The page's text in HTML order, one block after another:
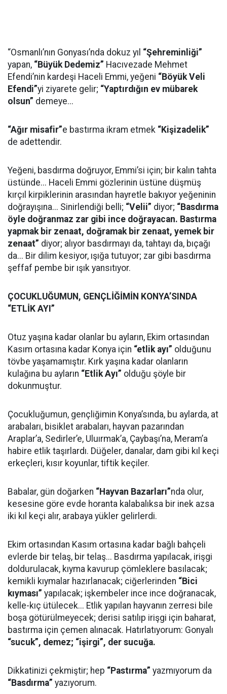
“Osmanlı’nın Gonyası’nda dokuz yıl “Şehreminliği”
yapan, “Büyük Dedemiz” Hacıvezade Mehmet
Efendi’nin kardeşi Haceli Emmi, yeğeni “Böyük Veli
Efendi”yi ziyarete gelir; “Yaptırdığın ev mübarek
olsun” demeye...
“Ağır misafir”e bastırma ikram etmek “Kişizadelik”
de adettendir.
Yeğeni, basdırma doğruyor, Emmi’si için; bir kalın tahta
üstünde... Haceli Emmi gözlerinin üstüne düşmüş
kırçıl kirpiklerinin arasından hayretle bakıyor yeğeninin
doğrayışına... Sinirlendiği belli; “Velii” diyor; “Basdırma
öyle doğranmaz zar gibi ince doğrayacan. Bastırma
yapmak bir zenaat, doğramak bir zenaat, yemek bir
zenaat” diyor; alıyor basdırmayı da, tahtayı da, bıçağı
da... Bir dilim kesiyor, ışığa tutuyor; zar gibi basdırma
şeffaf pembe bir ışık yansıtıyor.
ÇOCUKLUĞUMUN, GENÇLİĞİMİN KONYA’SINDA
“ETLİK AYI”
Otuz yaşına kadar olanlar bu ayların, Ekim ortasından
Kasım ortasına kadar Konya için “etlik ayı” olduğunu
tövbe yaşamamıştır. Kırk yaşına kadar olanların
kulağına bu ayların “Etlik Ayı” olduğu şöyle bir
dokunmuştur.
Çocukluğumun, gençliğimin Konya’sında, bu aylarda, at
arabaları, bisiklet arabaları, hayvan pazarından
Araplar’a, Sedirler’e, Uluırmak’a, Çaybaşı’na, Meram’a
habire etlik taşırlardı. Düğeler, danalar, dam gibi kıl keçi
erkeçleri, kısır koyunlar, tiftik keçiler.
Babalar, gün doğarken “Hayvan Bazarları”nda olur,
kesesine göre evde horanta kalabalıksa bir inek azsa
iki kıl keçi alır, arabaya yükler gelirlerdi.
Ekim ortasından Kasım ortasına kadar bağlı bahçeli
evlerde bir telaş, bir telaş... Basdırma yapılacak, irişgi
doldurulacak, kıyma kavurup çömleklere basılacak;
kemikli kıymalar hazırlanacak; ciğerlerinden “Bici
kıyması” yapılacak; işkembeler ince ince doğranacak,
kelle-kıç ütülecek... Etlik yapılan hayvanın zerresi bile
boşa götürülmeyecek; derisi satılıp irişgi için baharat,
bastırma için çemen alınacak. Hatırlatıyorum: Gonyalı
“sucuk”, demez; “işirgi”, der sucuğa.
Dikkatinizi çekmiştir; hep “Pastırma” yazmıyorum da
“Basdırma” yazıyorum.